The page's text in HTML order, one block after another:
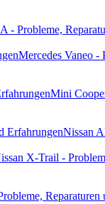
- Probleme,
Mercedes Vaneo -
Mini
ErfahrungenNissan
X-Trail -
Reparaturen